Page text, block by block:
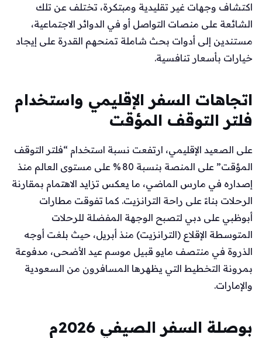
اكتشاف وجهات غير تقليدية ومبتكرة، تختلف عن تلك
الشائعة على منصات التواصل أو في الدوائر الاجتماعية،
مستندين إلى أدوات بحث شاملة تمنحهم القدرة على إيجاد
خيارات بأسعار تنافسية.
اتجاهات السفر الإقليمي واستخدام
فلتر التوقف المؤقت
على الصعيد الإقليمي، ارتفعت نسبة استخدام “فلتر التوقف
المؤقت” على المنصة بنسبة 80 % على مستوى العالم منذ
إصداره في مارس الماضي، ما يعكس تزايد الاهتمام بمقارنة
الرحلات بناءً على راحة الترانزيت. كما تفوقت مطارات
أبوظبي على دبي لتصبح الوجهة المفضلة للرحلات
المتوسطة الإقلاع (الترانزيت) منذ أبريل، حيث بلغت أوجه
الذروة في منتصف مايو قبيل موسم عيد الأضحى، مدفوعة
بمرونة التخطيط التي يظهرها المسافرون من السعودية
والإمارات.
بوصلة السفر الصيفي 2026م